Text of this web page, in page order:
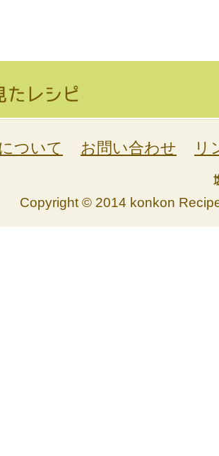
ついて お問い合わせ リ
Copyright © 2014 konkon